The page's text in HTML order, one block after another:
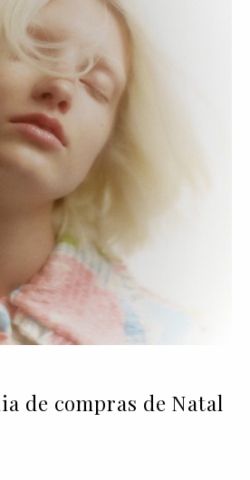
de compras de Natal